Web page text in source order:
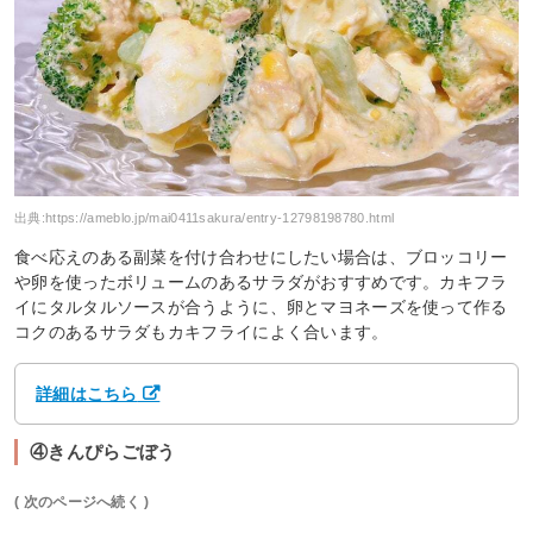
出典: https://ameblo.jp/mai0411sakura/entry-12798198780.html
食べ応えのある副菜を付け合わせにしたい場合は、ブロッコリー
や卵を使ったボリュームのあるサラダがおすすめです。カキフラ
イにタルタルソースが合うように、卵とマヨネーズを使って作る
コクのあるサラダもカキフライによく合います。
詳細はこちら
④きんぴらごぼう
( 次のページへ続く )